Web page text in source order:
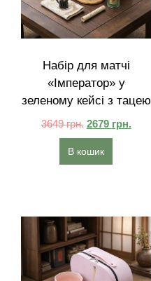
Набір для матчі
«Імператор» у
зеленому кейсі з тацею
3649грн. 2679 грн.
В кошик